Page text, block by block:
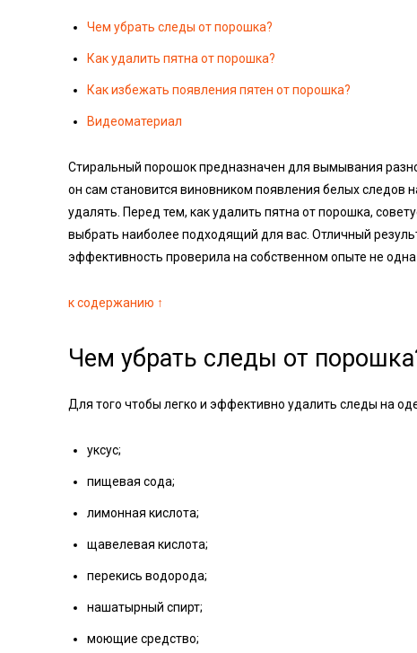
Чем убрать следы от порошка?
Как удалить пятна от порошка?
Как избежать появления пятен от порошка?
Видеоматериал
Стиральный порошок предназначен для вымывания
он сам становится виновником появления белых следов
удалять. Перед тем, как удалить пятна от порошка,
выбрать наиболее подходящий для вас. Отличный
эффективность проверила на собственном опыте не одна
к содержанию ↑
Чем убрать следы от
Для того чтобы легко и эффективно удалить следы на
уксус;
пищевая сода;
лимонная кислота;
щавелевая кислота;
перекись водорода;
нашатырный спирт;
моющие средство;